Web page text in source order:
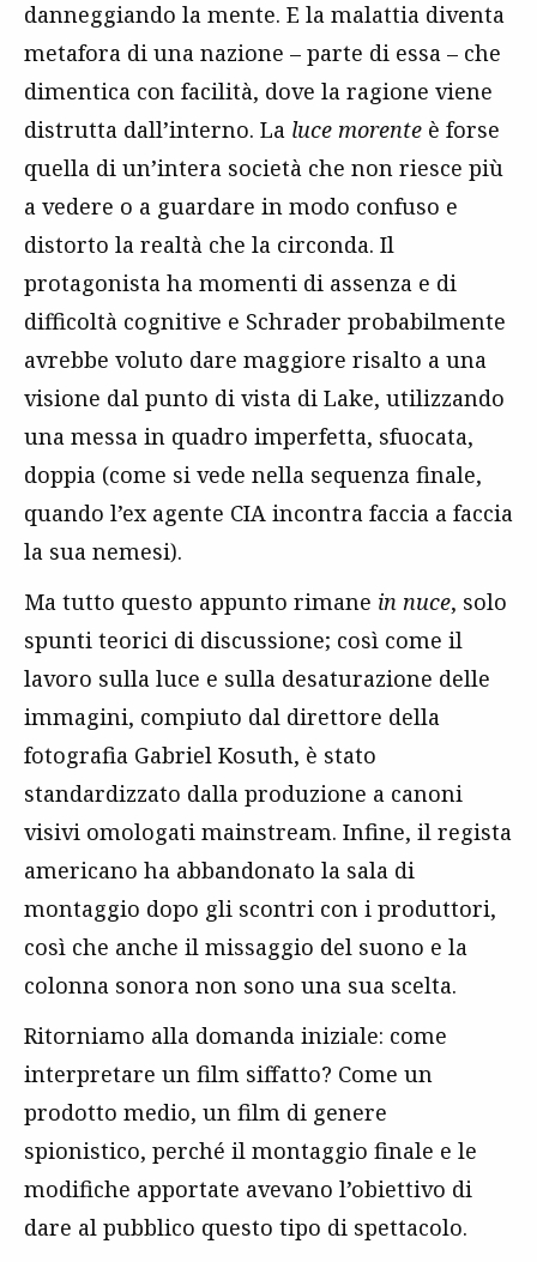
danneggiando la mente. E la malattia diventa
metafora di una nazione – parte di essa – che
dimentica con facilità, dove la ragione viene
distrutta dall’interno. La luce morente è forse
quella di un’intera società che non riesce più
a vedere o a guardare in modo confuso e
distorto la realtà che la circonda. Il
protagonista ha momenti di assenza e di
difficoltà cognitive e Schrader probabilmente
avrebbe voluto dare maggiore risalto a una
visione dal punto di vista di Lake, utilizzando
una messa in quadro imperfetta, sfuocata,
doppia (come si vede nella sequenza finale,
quando l’ex agente CIA incontra faccia a faccia
la sua nemesi).
Ma tutto questo appunto rimane in nuce, solo
spunti teorici di discussione; così come il
lavoro sulla luce e sulla desaturazione delle
immagini, compiuto dal direttore della
fotografia Gabriel Kosuth, è stato
standardizzato dalla produzione a canoni
visivi omologati mainstream. Infine, il regista
americano ha abbandonato la sala di
montaggio dopo gli scontri con i produttori,
così che anche il missaggio del suono e la
colonna sonora non sono una sua scelta.
Ritorniamo alla domanda iniziale: come
interpretare un film siffatto? Come un
prodotto medio, un film di genere
spionistico, perché il montaggio finale e le
modifiche apportate avevano l’obiettivo di
dare al pubblico questo tipo di spettacolo.